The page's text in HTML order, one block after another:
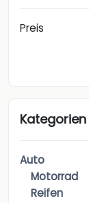
Preis
Kategorien
Auto
Motorrad
Reifen